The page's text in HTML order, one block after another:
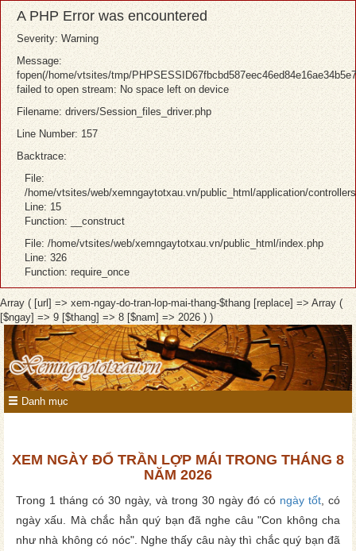
A PHP Error was encountered
Severity: Warning
Message:
fopen(/home/vtsites/tmp/
failed to open stream: No space left on device
Filename: drivers/Session_files_driver.php
Line Number: 157
Backtrace:
File:
/home/vtsites/web/xemngaytotxau.vn/public_html/application/
Line: 15
Function: __construct
File: /home/vtsites/web/xemngaytotxau.vn/public_html/index.php
Line: 326
Function: require_once
Array ( [url] => xem-ngay-do-tran-lop-mai-thang-$thang [replace] => Array (
[$ngay] => 9 [$thang] => 8 [$nam] => 2026 ) )
Danh mục
XEM NGÀY ĐỔ TRẦN LỢP MÁI TRONG THÁNG 8
NĂM 2026
Trong 1 tháng có 30 ngày, và trong 30 ngày đó có ngày tốt , có
ngày xấu. Mà chắc hẳn quý bạn đã nghe câu "Con không cha
như nhà không có nóc". Nghe thấy câu này thì chắc quý bạn đã